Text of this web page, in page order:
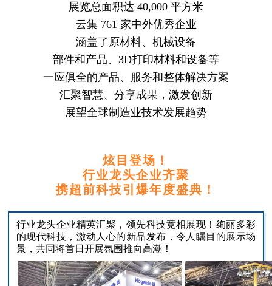
展览总面积达 40,000 平方米
云集 761 家中外优秀企业
涵盖了原材料、机械设备
部件和产品、3D打印材料和设备等
一应俱全的产品、服务和整体解决方案
汇聚智慧、分享成果，激发创新
展望全球制造业技术发展趋势
炫目登场！
行业龙头企业齐聚
携超前科技引爆年度盛典！
行业龙头企业精英汇聚，领先科技竞相展现！绚丽多彩
的现代科技，激动人心的新品发布，令人瞩目的展示场
景，共同将首日开展氛围推向高潮！